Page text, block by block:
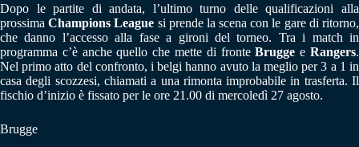
Dopo le partite di andata, l’ultimo turno delle qualificazioni alla
prossimaChampions League si prende la scena con le gare di ritorno,
che danno l’accesso alla fase a gironi del torneo. Tra i match in
programma c’è anche quello che mette di fronteBrugge eRangers.
Nel primo atto del confronto, i belgi hanno avuto la meglio per 3 a 1 in
casa degli scozzesi, chiamati a una rimonta improbabile in trasferta. Il
fischio d’inizio è fissato per le ore 21.00 di mercoledì 27 agosto.
Brugge